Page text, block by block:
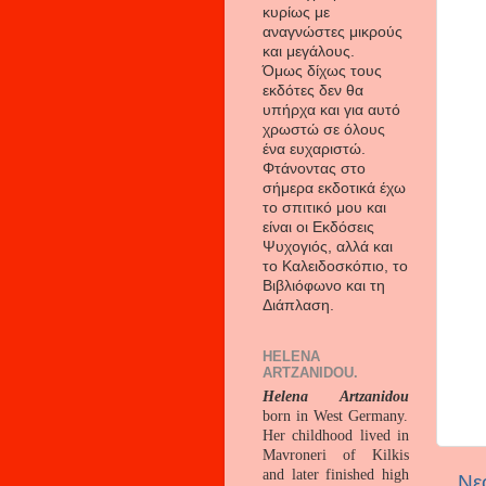
κυρίως με
αναγνώστες μικρούς
και μεγάλους.
Όμως δίχως τους
εκδότες δεν θα
υπήρχα και για αυτό
χρωστώ σε όλους
ένα ευχαριστώ.
Φτάνοντας στο
σήμερα εκδοτικά έχω
το σπιτικό μου και
είναι οι Εκδόσεις
Ψυχογιός, αλλά και
το Καλειδοσκόπιο, το
Βιβλιόφωνο και τη
Διάπλαση.
HELENA
ARTZANIDOU.
Helena Artzanidou
born in West Germany.
Her childhood lived in
Mavroneri of Kilkis
and later finished high